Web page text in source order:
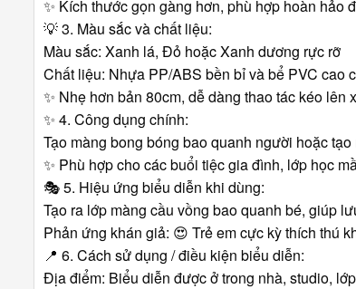
✨ Kích thước gọn gàng hơn, phù hợp hoàn hảo
💡3. Màu sắc và chất liệu:
Màu sắc: Xanh lá, Đỏ hoặc Xanh dương rực rỡ
Chất liệu: Nhựa PP/ABS bền bỉ và bể PVC cao
✨ Nhẹ hơn bản 80cm, dễ dàng thao tác kéo lên
✨ 4. Công dụng chính:
Tạo màng bong bóng bao quanh người hoặc
✨ Phù hợp cho các buổi tiệc gia đình, lớp học
🎭5. Hiệu ứng biểu diễn khi dùng:
Tạo ra lớp màng cầu vồng bao quanh bé, giúp
Phản ứng khán giả: 😍 Trẻ em cực kỳ thích thú
📍 6. Cách sử dụng / điều kiện biểu diễn:
Địa điểm: Biểu diễn được ở trong nhà, studio,